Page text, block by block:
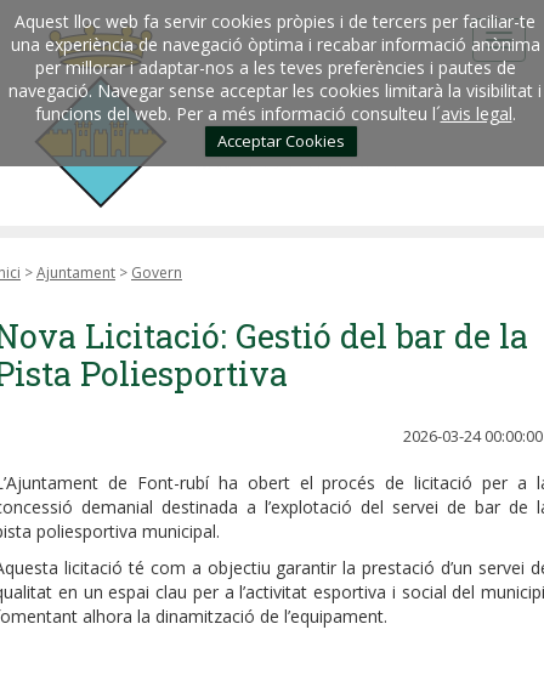
Aquest lloc web fa servir cookies pròpies i de tercers per faciliar-te
una experiència de navegació òptima i recabar informació anònima
per millorar i adaptar-nos a les teves preferències i pautes de
navegació. Navegar sense acceptar les cookies limitarà la visibilitat i
funcions del web. Per a més informació consulteu l´avis legal.
Acceptar Cookies
>Ajuntament > Govern
Licitació: Gestió del bar de la
Poliesportiva
2026-03-24 00:00:00
de Font-rubí ha obert el procés de licitació per a
demanial destinada a l’explotació del servei de bar de
poliesportiva municipal.
licitació té com a objectiu garantir la prestació d’un servei
en un espai clau per a l’activitat esportiva i social del
alhora la dinamització de l’equipament.